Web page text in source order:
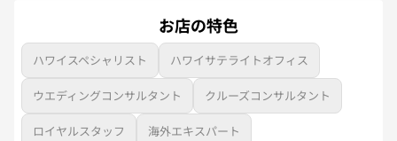
お店の特色
ハワイスペシャリスト ハワイサテライトオフィス
ウエディングコンサルタント クルーズコンサルタント
ロイヤルスタッフ 海外エキスパート